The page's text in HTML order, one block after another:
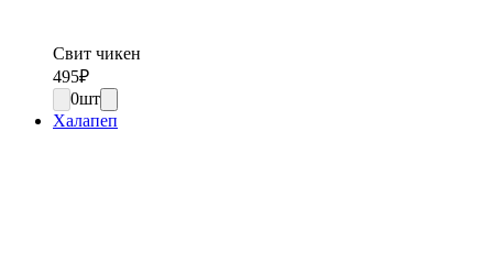
Свит чикен
495₽
0шт
Халапеп